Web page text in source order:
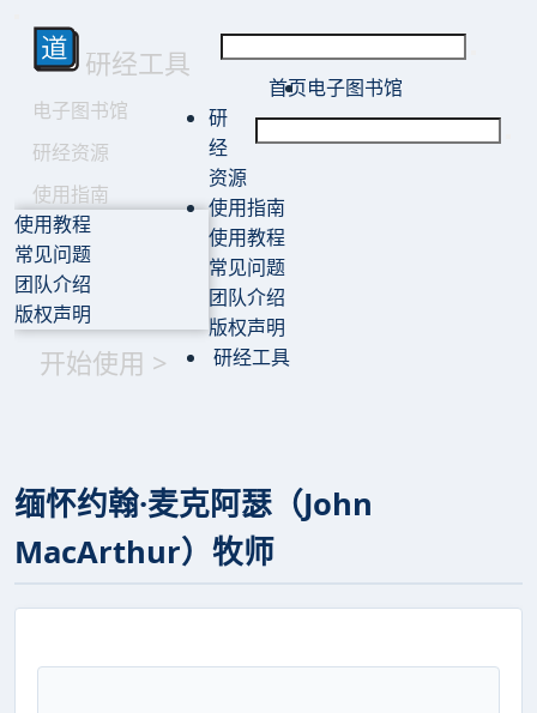
研经工具
电子图书馆
研经资源
使用指南
使用教程
常见问题
团队介绍
版权声明
开始使用 >
首页电子图书馆
研
经
资源
使用指南
使用教程
常见问题
团队介绍
版权声明
研经工具
缅怀约翰·麦克阿瑟（John
MacArthur）牧师